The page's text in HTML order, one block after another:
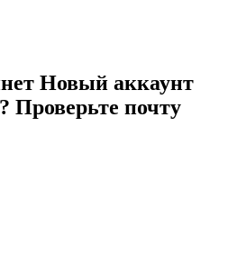
Новый аккаунт
Проверьте почту